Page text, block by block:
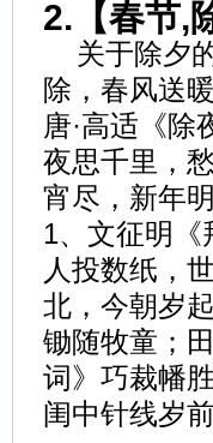
2.【春节,
关于除夕
除，春风送
唐·高适《
夜思千里，
宵尽，新年
1、文征明《
人投数纸，
北，今朝岁
锄随牧童；
词》巧裁幡
闺中针线岁前